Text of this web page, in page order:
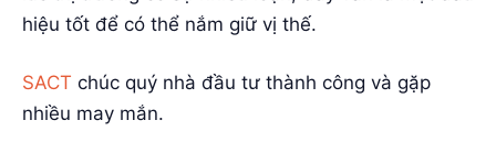
Thông tin tác giả